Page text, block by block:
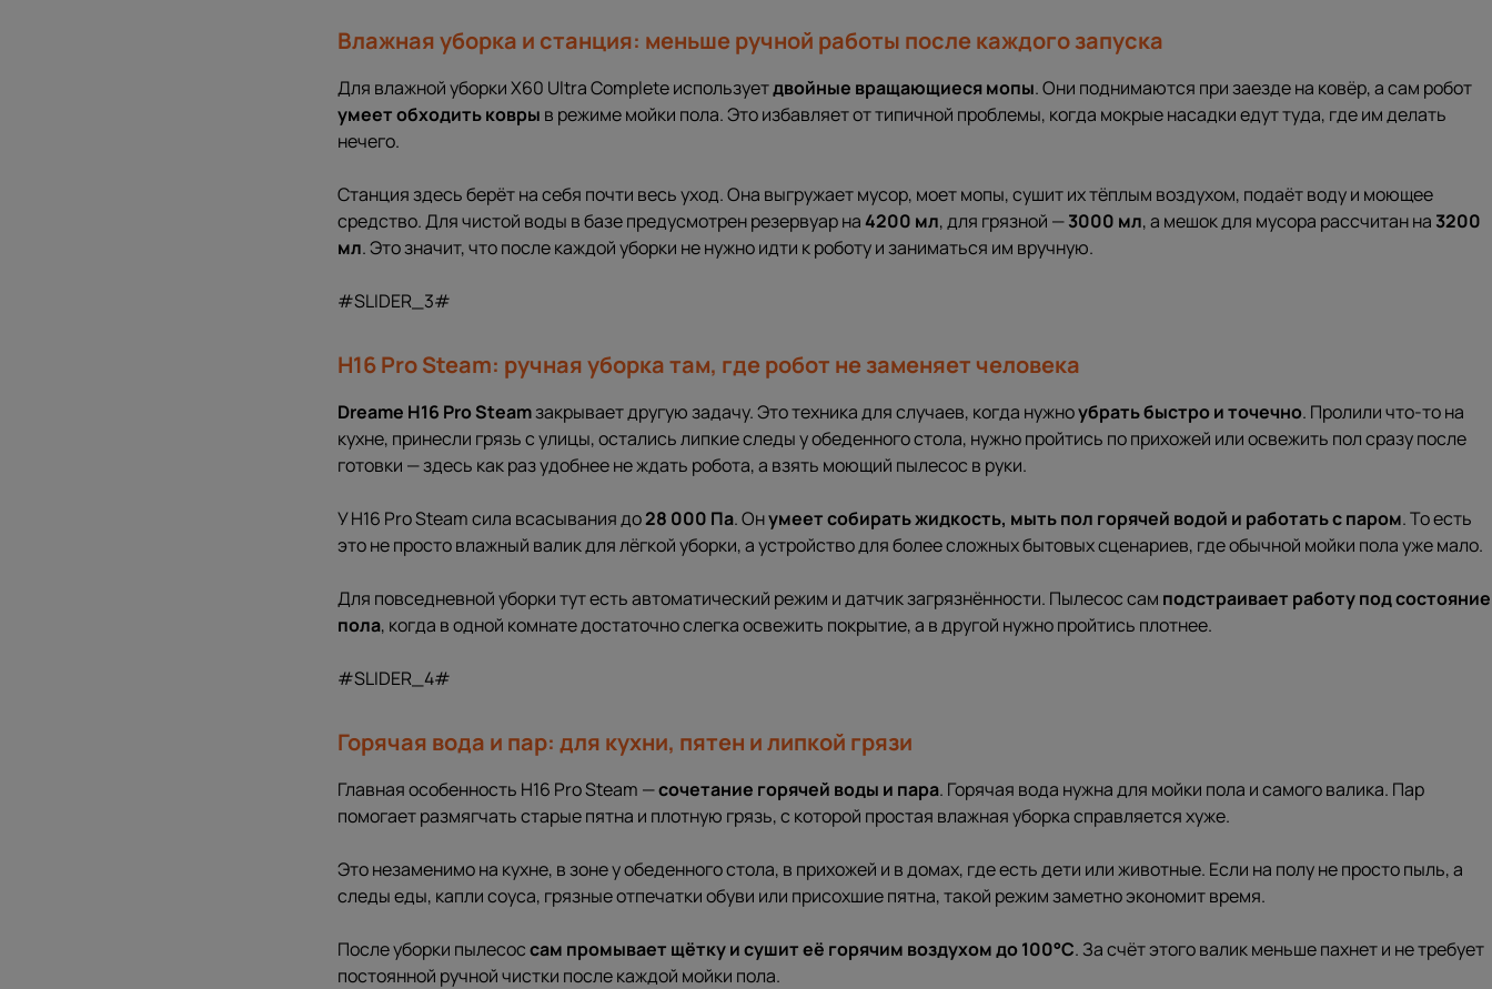
Влажная уборка и станция: меньше ручной работы после каждого запуска
Для влажной уборки X60 Ultra Complete используетдвойные вращающиеся мопы. Они поднимаются при заезде на ковёр, а сам робот
умеет обходить ковры в режиме мойки пола. Это избавляет от типичной проблемы, когда мокрые насадки едут туда, где им делать
нечего.
Станция здесь берёт на себя почти весь уход. Она выгружает мусор, моет мопы, сушит их тёплым воздухом, подаёт воду и моющее
средство. Для чистой воды в базе предусмотрен резервуар на4200 мл, для грязной —3000 мл, а мешок для мусора рассчитан на 3200
мл. Это значит, что после каждой уборки не нужно идти к роботу и заниматься им вручную.
#SLIDER_3#
H16 Pro Steam: ручная уборка там, где робот не заменяет человека
Dreame H16 Pro Steamзакрывает другую задачу. Это техника для случаев, когда нужноубрать быстро и точечно. Пролили что-то на
кухне, принесли грязь с улицы, остались липкие следы у обеденного стола, нужно пройтись по прихожей или освежить пол сразу после
готовки — здесь как раз удобнее не ждать робота, а взять моющий пылесос в руки.
У H16 Pro Steam сила всасывания до28 000 Па. Онумеет собирать жидкость, мыть пол горячей водой и работать с паром. То есть
это не просто влажный валик для лёгкой уборки, а устройство для более сложных бытовых сценариев, где обычной мойки пола уже мало.
Для повседневной уборки тут есть автоматический режим и датчик загрязнённости. Пылесос сам подстраивает работу под состояние
пола, когда в одной комнате достаточно слегка освежить покрытие, а в другой нужно пройтись плотнее.
#SLIDER_4#
Горячая вода и пар: для кухни, пятен и липкой грязи
Главная особенность H16 Pro Steam —сочетание горячей воды и пара. Горячая вода нужна для мойки пола и самого валика. Пар
помогает размягчать старые пятна и плотную грязь, с которой простая влажная уборка справляется хуже.
Это незаменимо на кухне, в зоне у обеденного стола, в прихожей и в домах, где есть дети или животные. Если на полу не просто пыль, а
следы еды, капли соуса, грязные отпечатки обуви или присохшие пятна, такой режим заметно экономит время.
После уборки пылесоссам промывает щётку и сушит её горячим воздухом до100°C. За счёт этого валик меньше пахнет и не требует
постоянной ручной чистки после каждой мойки пола.